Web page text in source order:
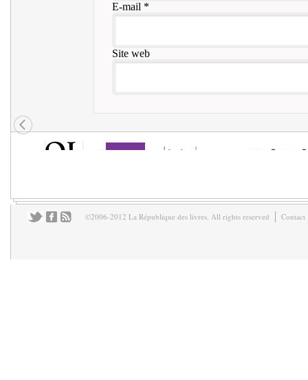
E-mail *
Site web
©2006-2012 La République des livres. All rights reserved Contact